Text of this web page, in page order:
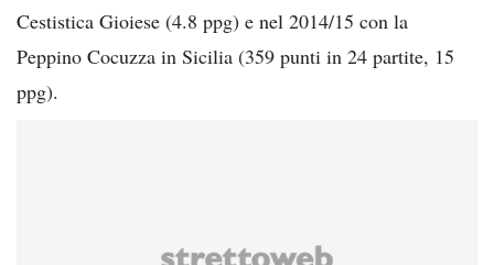
Cestistica Gioiese (4.8 ppg) e nel 2014/15 con la
Peppino Cocuzza in Sicilia (359 punti in 24 partite, 15
ppg).